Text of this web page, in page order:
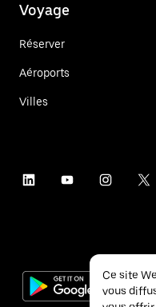
Voyage
Réserver
Aéroports
Villes
Ce site
vous